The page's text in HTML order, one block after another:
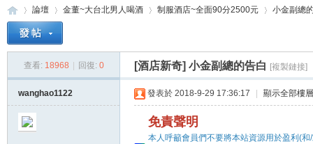
搜
索
論壇
›
金董~大台北男人喝酒
›
制服酒店~全面90分2500元
›
小金副總
查看: 18968 回復: 0 [酒店新奇] 小金副總的告白 [複製鏈接]
wanghao1122 發表於 2018-9-29 17:36:17 顯示全部樓層
免責聲明
本人呼籲會員們不要將本站資源用於盈利(和